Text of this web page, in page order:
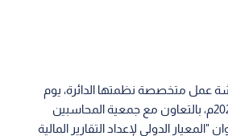
عمل متخصصة نظمتها الدائرة، يوم
السبت 4 تموز (يوليو) 2026م، بالتعاون مع جمعية المحاسبين
"المعيار الدولي لإعداد التقارير المالية